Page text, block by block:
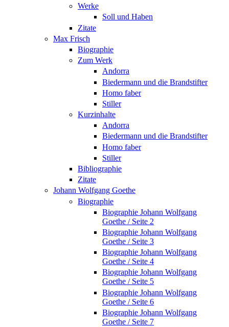
Werke
Soll und Haben
Zitate
Max Frisch
Biographie
Zum Werk
Andorra
Biedermann und die Brandstifter
Homo faber
Stiller
Kurzinhalte
Andorra
Biedermann und die Brandstifter
Homo faber
Stiller
Bibliographie
Zitate
Johann Wolfgang Goethe
Biographie
Biographie Johann Wolfgang
Goethe / Seite 2
Biographie Johann Wolfgang
Goethe / Seite 3
Biographie Johann Wolfgang
Goethe / Seite 4
Biographie Johann Wolfgang
Goethe / Seite 5
Biographie Johann Wolfgang
Goethe / Seite 6
Biographie Johann Wolfgang
Goethe / Seite 7